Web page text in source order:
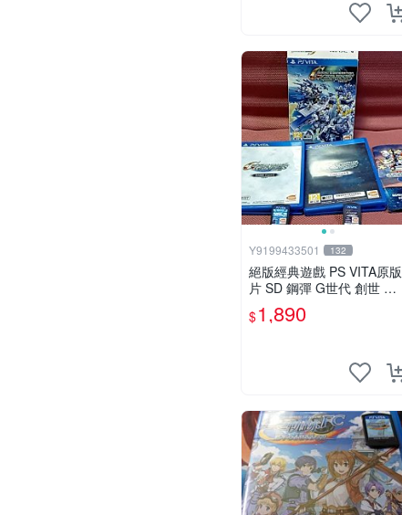
Y9199433501 132
絕版經典遊戲 PS VITA原版
片 SD 鋼彈 G世代 創世 中
文版 本篇遊戲片+追加資料
片
$1,890